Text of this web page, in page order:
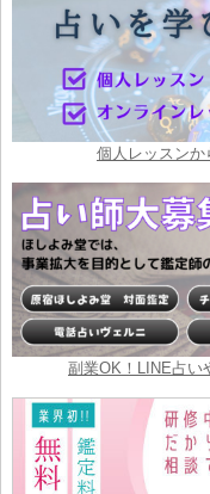
個人レッスン
副業OK！LINE占い